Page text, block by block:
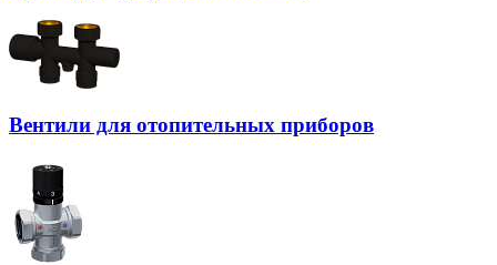
Вентили для отопительных приборов